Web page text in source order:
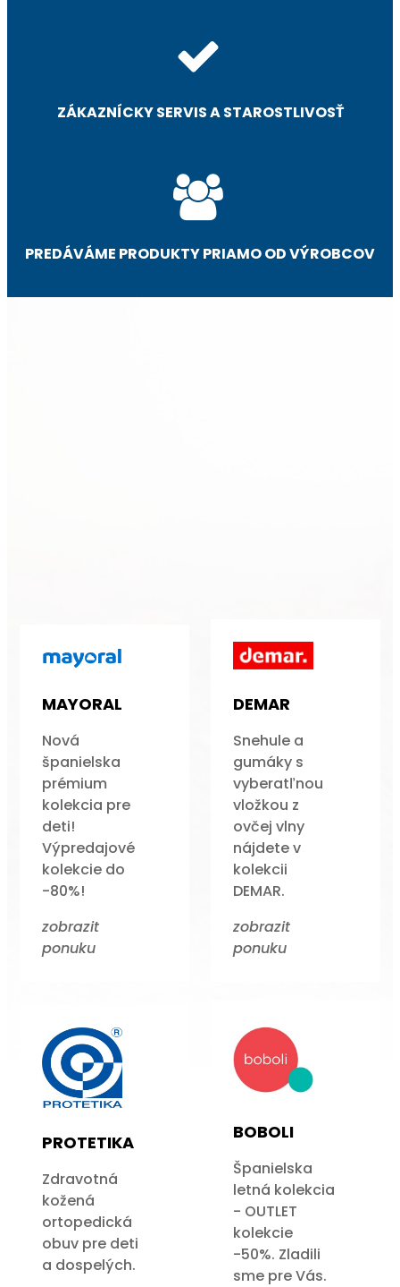
ZÁKAZNÍCKY SERVIS A STAROSTLIVOSŤ
PREDÁVÁME PRODUKTY PRIAMO OD VÝROBCOV
MAYORAL
Nová
španielska
prémium
kolekcia pre
deti!
Výpredajové
kolekcie do
-80%!
zobrazit
ponuku
DEMAR
Snehule a
gumáky s
vyberatľnou
vložkou z
ovčej vlny
nájdete v
kolekcii
DEMAR.
zobrazit
ponuku
PROTETIKA
Zdravotná
kožená
ortopedická
obuv pre deti
a dospelých.
BOBOLI
Španielska
letná kolekcia
- OUTLET
kolekcie
-50%. Zladili
sme pre Vás.